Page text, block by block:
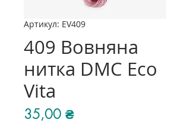
Артикул: EV409
409 Вовняна
нитка DMC Eco
Vita
35,00 ₴Ціна